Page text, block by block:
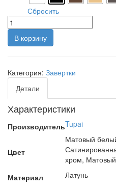
Сбросить
В корзину
Категория: Завертки
Детали
Характеристики
ПроизводительTupai
Цвет
Матовый
хром,
Материал
Латунь